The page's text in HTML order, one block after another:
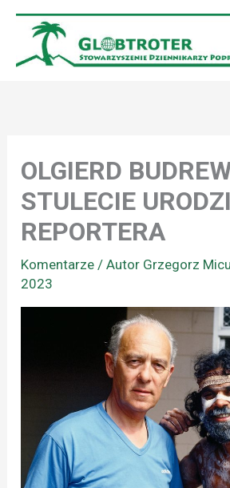
Przejdź
treści
OLGIERD
STULECIE
REPORTERA
Komentarze / Autor Grzegorz
2023